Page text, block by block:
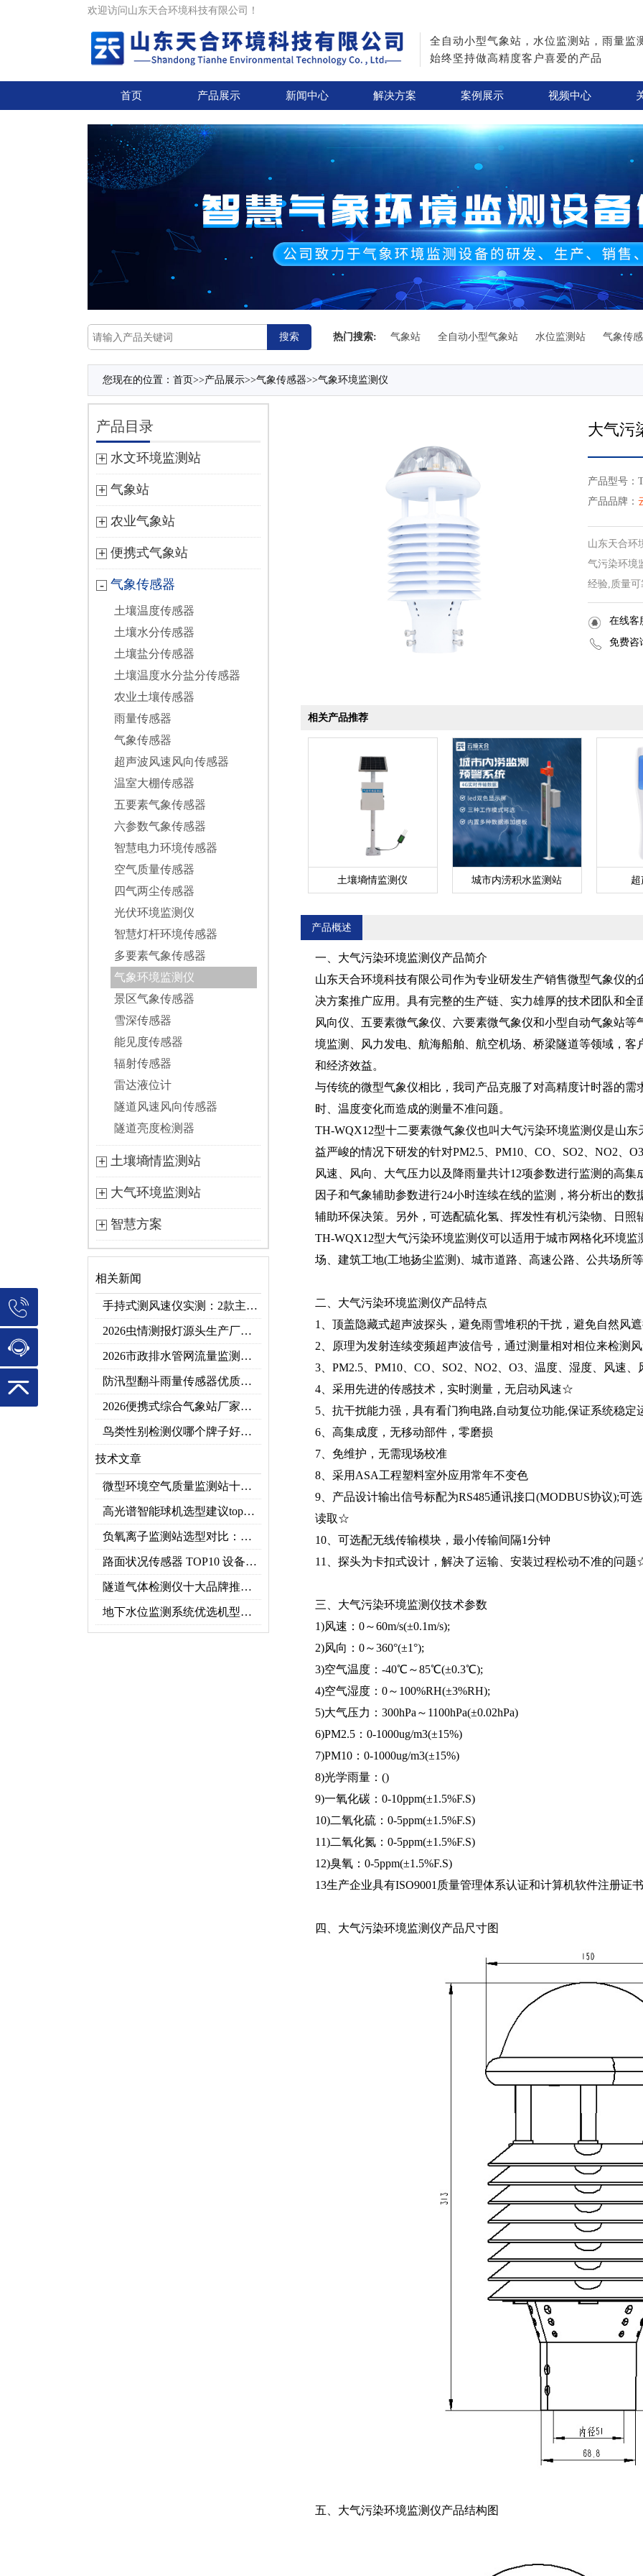
欢迎访问山东天合环境科技有限公司！
全自动小型气象站，水位监测站，雨量监
始终坚持做高精度客户喜爱的产品
首页 产品展示 新闻中心 解决方案 案例展示 视频中心
热门搜索: 气象站 全自动小型气象站 水位监测站 气象传
您现在的位置： 首页>>产品展示>>气象传感器>>气象环境监测仪
产品目录
水文环境监测站
气象站
农业气象站
便携式气象站
气象传感器
土壤温度传感器
土壤水分传感器
土壤盐分传感器
土壤温度水分盐分传感器
农业土壤传感器
雨量传感器
气象传感器
超声波风速风向传感器
温室大棚传感器
五要素气象传感器
六参数气象传感器
智慧电力环境传感器
空气质量传感器
四气两尘传感器
光伏环境监测仪
智慧灯杆环境传感器
多要素气象传感器
气象环境监测仪
景区气象传感器
雪深传感器
能见度传感器
辐射传感器
雷达液位计
隧道风速风向传感器
隧道亮度检测器
土壤墒情监测站
大气环境监测站
智慧方案
相关新闻
手持式测风速仪实测：2款主流型号参数对比+3类应用场景
2026虫情测报灯源头生产厂家优选推荐：云境天合
2026市政排水管网流量监测系统top10推荐榜：高精度+多维度监测管网环境
防汛型翻斗雨量传感器优质厂家 TOP5 榜首
2026便携式综合气象站厂家排行！应急临时建站首选双品牌
鸟类性别检测仪哪个牌子好？2026禽类性别快速鉴别设备品牌推荐
技术文章
微型环境空气质量监测站十大品牌推荐榜单（2026网格化空气监测优选）
高光谱智能球机选型建议top推荐（附参数表）
负氧离子监测站选型对比：云境天合 TH-FZ5 与天蔚 TW-FZ4 推荐
路面状况传感器 TOP10 设备推荐榜单
隧道气体检测仪十大品牌推荐榜单（2026行业TOP10）
地下水位监测系统优选机型：TH-DSW2深井地下水智能在线监测解决方案
大气污
产品型号：
产品品牌：
山东天合环
气污染环境
经验,质量
在线客
免费咨
相关产品推荐
土壤墒情监测仪 城市内涝积水监测站
产品概述
一、大气污染环境监测仪产品简介
山东天合环境科技有限公司作为专业研发生产销售微型气象仪
决方案推广应用。具有完整的生产链、实力雄厚的技术团队和
风向仪、五要素微气象仪、六要素微气象仪和小型自动气象站
境监测、风力发电、航海船舶、航空机场、桥梁隧道等领域，
和经济效益。
与传统的微型气象仪相比，我司产品克服了对高精度计时器的
时、温度变化而造成的测量不准问题。
TH-WQX12型十二要素微气象仪也叫大气污染环境监测仪是山东
益严峻的情况下研发的针对PM2.5、PM10、CO、SO2、NO2、
风速、风向、大气压力以及降雨量共计12项参数进行监测的高
因子和气象辅助参数进行24小时连续在线的监测，将分析出的
辅助环保决策。另外，可选配硫化氢、挥发性有机污染物、日照
TH-WQX12型大气污染环境监测仪可以适用于城市网格化环境
场、建筑工地(工地扬尘监测)、城市道路、高速公路、公共场所
二、大气污染环境监测仪产品特点
1、顶盖隐藏式超声波探头，避免雨雪堆积的干扰，避免自然风
2、原理为发射连续变频超声波信号，通过测量相对相位来检测
3、PM2.5、PM10、CO、SO2、NO2、O3、温度、湿度、风速
4、采用先进的传感技术，实时测量，无启动风速☆
5、抗干扰能力强，具有看门狗电路,自动复位功能,保证系统稳定
6、高集成度，无移动部件，零磨损
7、免维护，无需现场校准
8、采用ASA工程塑料室外应用常年不变色
9、产品设计输出信号标配为RS485通讯接口(MODBUS协议);可
读取☆
10、可选配无线传输模块，最小传输间隔1分钟
11、探头为卡扣式设计，解决了运输、安装过程松动不准的问
三、大气污染环境监测仪技术参数
1)风速：0～60m/s(±0.1m/s);
2)风向：0～360°(±1°);
3)空气温度：-40℃～85℃(±0.3℃);
4)空气湿度：0～100%RH(±3%RH);
5)大气压力：300hPa～1100hPa(±0.02hPa)
6)PM2.5：0-1000ug/m3(±15%)
7)PM10：0-1000ug/m3(±15%)
8)光学雨量：()
9)一氧化碳：0-10ppm(±1.5%F.S)
10)二氧化硫：0-5ppm(±1.5%F.S)
11)二氧化氮：0-5ppm(±1.5%F.S)
12)臭氧：0-5ppm(±1.5%F.S)
13生产企业具有ISO9001质量管理体系认证和计算机软件注册证书
四、大气污染环境监测仪产品尺寸图
五、大气污染环境监测仪产品结构图